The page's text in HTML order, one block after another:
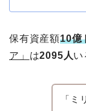
保有資産額10億
ア」 は2095人い
「